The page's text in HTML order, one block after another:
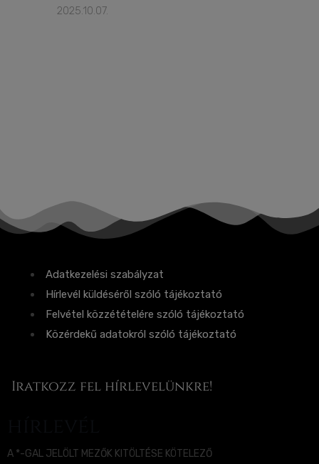
2025.10.07.
Adatkezelési szabályzat
Hírlevél küldéséről szóló tájékoztató
Felvétel közzétételére szóló tájékoztató
Közérdekű adatokról szóló tájékoztató
Iratkozz fel hírlevelünkre!
A *-GAL JELÖLT MEZŐK KITÖLTÉSE KÖTELEZŐ